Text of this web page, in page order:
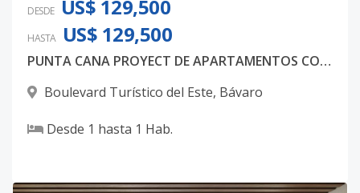
DESDE US$ 129,500
HASTA US$ 129,500
PUNTA CANA PROYECT DE APARTAMENTOS CONCEPTO SOLO ADULTOS APARTAMENTOS DESDE USD125,900 SINGLE1 FASE 2
Boulevard Turístico del Este, Bávaro
Desde 1 hasta 1 Hab.